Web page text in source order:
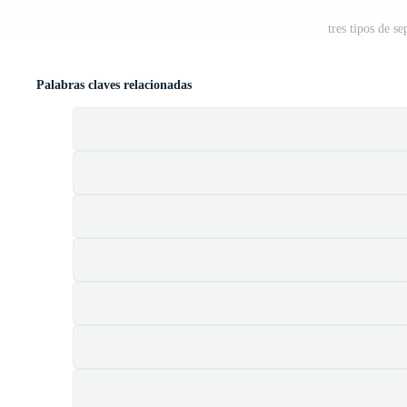
tres tipos de
Palabras claves relacionadas